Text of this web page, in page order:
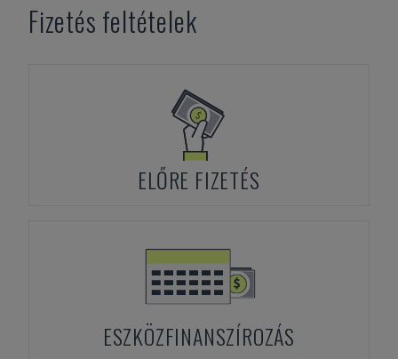
Fizetés feltételek
ELŐRE FIZETÉS
ESZKÖZFINANSZÍROZÁS